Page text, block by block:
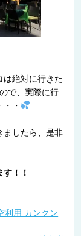
は絶対に行きた
で、実際に行
・
ましたら、是非
！！
用 カンクン